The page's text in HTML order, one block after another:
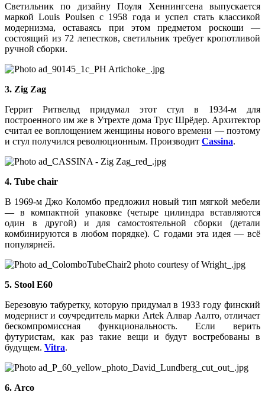
Светильник по дизайну Поуля Хеннингсена выпускается
маркой Louis Poulsen с 1958 года и успел стать классикой
модернизма, оставаясь при этом предметом роскоши —
состоящий из 72 лепестков, светильник требует кропотливой
ручной сборки.
3. Zig Zag
Геррит Ритвельд придумал этот стул в 1934-м для
построенного им же в Утрехте дома Трус Шрёдер. Архитектор
считал ее воплощением женщины нового времени — поэтому
и стул получился революционным. Производит Cassina.
4. Tube chair
В 1969-м Джо Коломбо предложил новый тип мягкой мебели
— в компактной упаковке (четыре цилиндра вставляются
один в другой) и для самостоятельной сборки (детали
комбинируются в любом порядке). С годами эта идея — всё
популярней.
5. Stool E60
Березовую табуретку, которую придумал в 1933 году финский
модернист и соучредитель марки Artek Алвар Аалто, отличает
бескомпромиссная функциональность. Если верить
футуристам, как раз такие вещи и будут востребованы в
будущем. Vitra.
6. Arco